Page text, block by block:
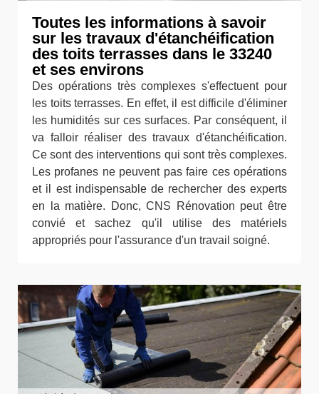
Toutes les informations à savoir
sur les travaux d'étanchéification
des toits terrasses dans le 33240
et ses environs
Des opérations très complexes s'effectuent pour
les toits terrasses. En effet, il est difficile d'éliminer
les humidités sur ces surfaces. Par conséquent, il
va falloir réaliser des travaux d'étanchéification.
Ce sont des interventions qui sont très complexes.
Les profanes ne peuvent pas faire ces opérations
et il est indispensable de rechercher des experts
en la matière. Donc, CNS Rénovation peut être
convié et sachez qu'il utilise des matériels
appropriés pour l'assurance d'un travail soigné.